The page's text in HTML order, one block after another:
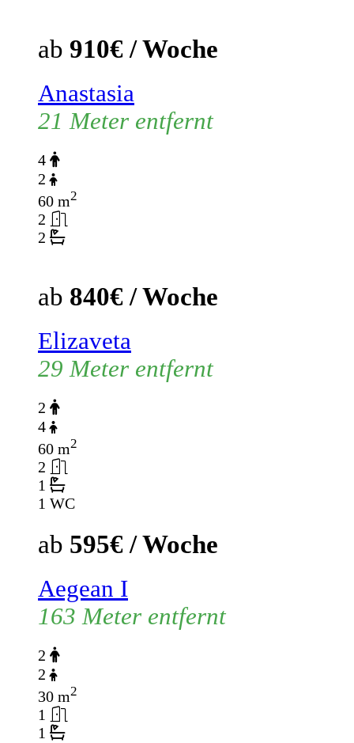
ab 910€ / Woche
Anastasia
21 Meter entfernt
4
2
60 m2
2
2
ab 840€ / Woche
Elizaveta
29 Meter entfernt
2
4
60 m2
2
1
1 WC
ab 595€ / Woche
Aegean I
163 Meter entfernt
2
2
30 m2
1
1